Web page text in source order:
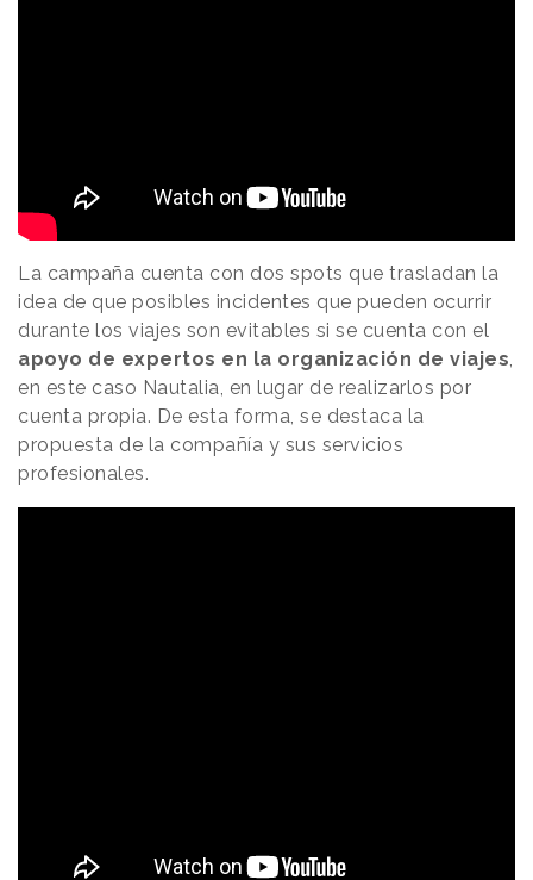
La campaña cuenta con dos spots que trasladan la
idea de que posibles incidentes que pueden ocurrir
durante los viajes son evitables si se cuenta con el
apoyo de expertos en la organización de viajes,
en este caso Nautalia, en lugar de realizarlos por
cuenta propia. De esta forma, se destaca la
propuesta de la compañía y sus servicios
profesionales.